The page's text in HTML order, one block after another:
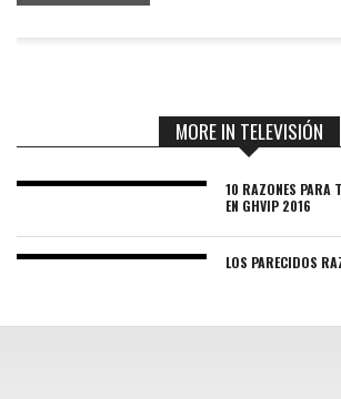
MORE IN TELEVISIÓN
10 RAZONES PARA
EN GHVIP 2016
LOS PARECIDOS